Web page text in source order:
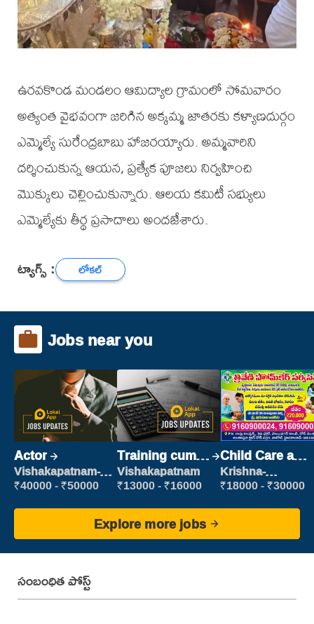
ఉరవకొండ మండలం ఆమిద్యాల గ్రామంలో సోమవారం
అత్యంత వైభవంగా జరిగిన అక్కమ్మ జాతరకు కళ్యాణదుర్గం
ఎమ్మెల్యే సురేంద్రబాబు హాజరయ్యారు. అమ్మవారిని
దర్శించుకున్న ఆయన, ప్రత్యేక పూజలు నిర్వహించి
మొక్కులు చెల్లించుకున్నారు. ఆలయ కమిటీ సభ్యులు
ఎమ్మెల్యేకు తీర్థ ప్రసాదాలు అందజేశారు.
ట్యాగ్స్ : లోకల్
Jobs near you
Actor
Vishakapatnam-
new
₹40000 - ₹50000
Training cum
Placement
Vishakapatnam
₹13000 - ₹16000
Child Care and
Patient care
Krishna-
vijayawada
₹18000 - ₹30000
Explore more jobs
సంబంధిత పోస్ట్